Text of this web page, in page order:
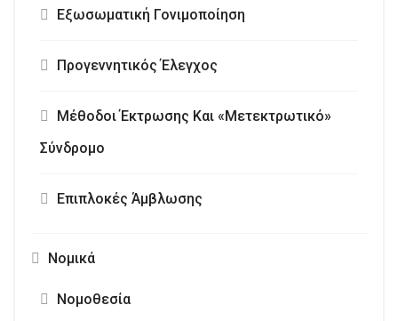
Εξωσωματική Γονιμοποίηση
Προγεννητικός Έλεγχος
Μέθοδοι Έκτρωσης Και «Μετεκτρωτικό»
Σύνδρομο
Επιπλοκές Άμβλωσης
Νομικά
Νομοθεσία